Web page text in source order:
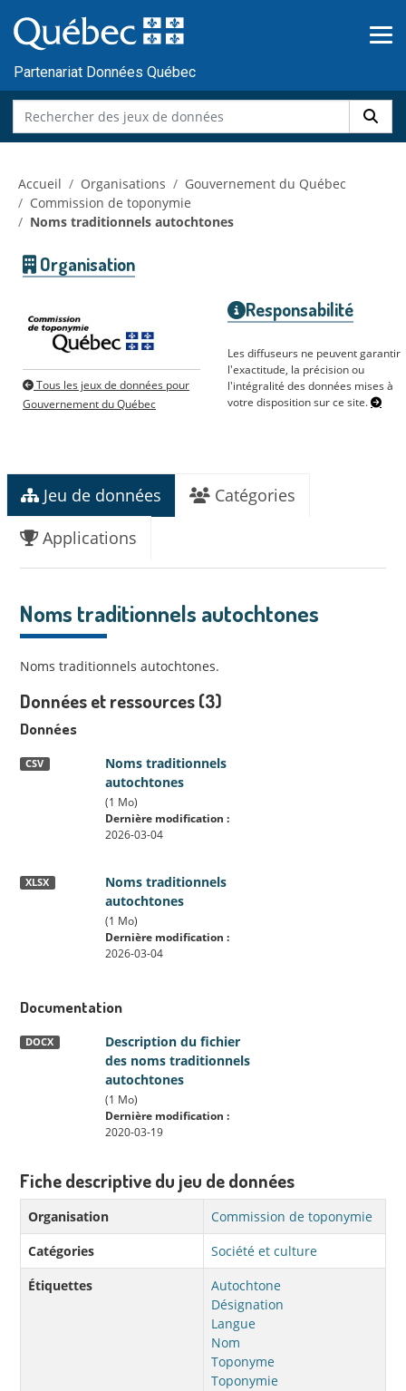
au
contenu
Partenariat Données Québec
Accueil Organisations
Gouvernement du Québec
Commission de toponymie
Noms traditionnels autochtones
Organisation
Tous les jeux de données pour
Gouvernement du Québec
Responsabilité
Les diffuseurs ne peuvent garantir
l'exactitude, la précision ou
l'intégralité des données mises à
votre disposition sur ce site.
Jeu de données
Catégories
Applications
Noms traditionnels autochtones
Noms traditionnels autochtones.
Données et ressources (3)
Données
Noms traditionnels
autochtones
CSV
(1 Mo)
Dernière modification :
2026-03-04
Noms traditionnels
autochtones
XLSX
(1 Mo)
Dernière modification :
2026-03-04
Documentation
Description du fichier
des noms traditionnels
autochtones
DOCX
(1 Mo)
Dernière modification :
2020-03-19
Fiche descriptive du jeu de données
Organisation
Commission de toponymie
Catégories
Société et culture
Étiquettes
Autochtone
Désignation
Langue
Nom
Toponyme
Toponymie